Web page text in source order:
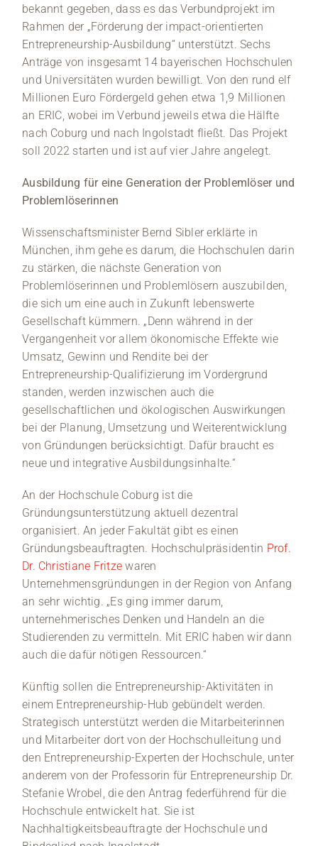
bekannt gegeben, dass es das Verbundprojekt im
Rahmen der „Förderung der impact-orientierten
Entrepreneurship-Ausbildung“ unterstützt. Sechs
Anträge von insgesamt 14 bayerischen Hochschulen
und Universitäten wurden bewilligt. Von den rund elf
Millionen Euro Fördergeld gehen etwa 1,9 Millionen
an ERIC, wobei im Verbund jeweils etwa die Hälfte
nach Coburg und nach Ingolstadt fließt. Das Projekt
soll 2022 starten und ist auf vier Jahre angelegt.
Ausbildung für eine Generation der Problemlöser und
Problemlöserinnen
Wissenschaftsminister Bernd Sibler erklärte in
München, ihm gehe es darum, die Hochschulen darin
zu stärken, die nächste Generation von
Problemlöserinnen und Problemlösern auszubilden,
die sich um eine auch in Zukunft lebenswerte
Gesellschaft kümmern. „Denn während in der
Vergangenheit vor allem ökonomische Effekte wie
Umsatz, Gewinn und Rendite bei der
Entrepreneurship-Qualifizierung im Vordergrund
standen, werden inzwischen auch die
gesellschaftlichen und ökologischen Auswirkungen
bei der Planung, Umsetzung und Weiterentwicklung
von Gründungen berücksichtigt. Dafür braucht es
neue und integrative Ausbildungsinhalte.“
An der Hochschule Coburg ist die
Gründungsunterstützung aktuell dezentral
organisiert. An jeder Fakultät gibt es einen
Gründungsbeauftragten. Hochschulpräsidentin Prof.
Dr. Christiane Fritze waren
Unternehmensgründungen in der Region von Anfang
an sehr wichtig. „Es ging immer darum,
unternehmerisches Denken und Handeln an die
Studierenden zu vermitteln. Mit ERIC haben wir dann
auch die dafür nötigen Ressourcen.“
Künftig sollen die Entrepreneurship-Aktivitäten in
einem Entrepreneurship-Hub gebündelt werden.
Strategisch unterstützt werden die Mitarbeiterinnen
und Mitarbeiter dort von der Hochschulleitung und
den Entrepreneurship-Experten der Hochschule, unter
anderem von der Professorin für Entrepreneurship Dr.
Stefanie Wrobel, die den Antrag federführend für die
Hochschule entwickelt hat. Sie ist
Nachhaltigkeitsbeauftragte der Hochschule und